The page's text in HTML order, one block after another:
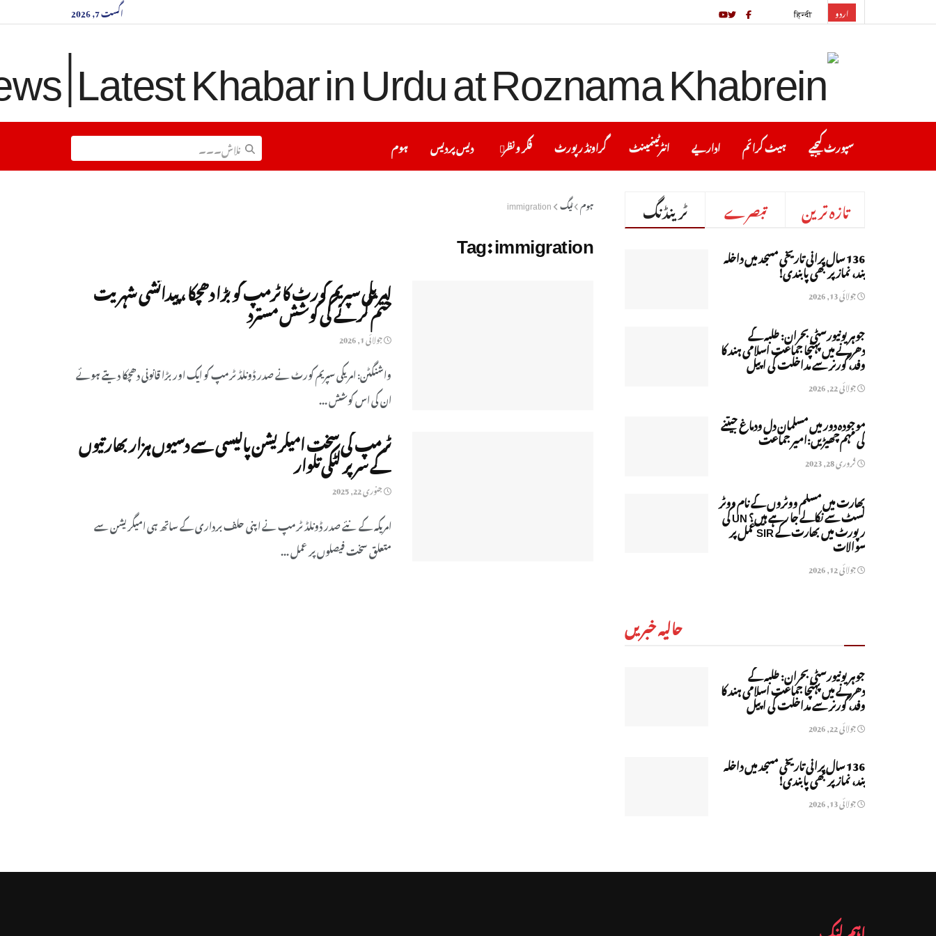
اردو हिन्दी اگست 7, 2026
ہوم دیس پردیس فکر ونظر گراونڈ رپورٹ انٹرٹینمینٹ اداریے ہیٹ کرا ئم سپورٹ کیجیے
ہوم ٹیگ immigration
Tag:immigration
امریکی سپریم کورٹ کا ٹرمپ کو بڑا دھچکا ، پیدائشی شہریت
ختم کرنے کی کوشش مسترد
جولائی 1, 2026
واشنگٹن: امریکی سپریم کورٹ نے صدر ڈونلڈ ٹرمپ کو ایک اور بڑا قانونی دھچکا دیتے ہوئے
ان کی اس کوشش ...
ٹرمپ کی سخت امیگریشن پالیسی سے دسیوں ہزار بھارتیوں
کے سر پر لٹکی تلوار
جنوری 22, 2025
امریکہ کے نئے صدر ڈونلڈ ٹرمپ نے اپنی حلف برداری کے ساتھ ہی امیگریشن سے
متعلق سخت فیصلوں پر عمل ...
ٹرینڈنگ تبصرے تازہ ترین
136 سال پرانی تاریخی مسجد میں داخلہ
بند، نماز پر بھی پابندی!
جولائی 13, 2026
جوہر یونیورسٹی بحران: طلبہ کے
دھرنے میں پہنچا جماعت اسلامی ہند کا
وفد، گورنر سے مداخلت کی اپیل
جولائی 22, 2026
موجودہ دور میں مسلمان دل ودماغ جیتنے
کی مہم چھیڑیں:امیر جماعت
فروری 28, 2023
بھارت میں مسلم ووٹروں کے نام ووٹر
لسٹ سے نکالے جا رہے ہیں؟ UN کی
رپورٹ میں بھارت کے SIR عمل پر
سوالات
جولائی 12, 2026
حالیہ خبریں
جوہر یونیورسٹی بحران: طلبہ کے
دھرنے میں پہنچا جماعت اسلامی ہند کا
وفد، گورنر سے مداخلت کی اپیل
جولائی 22, 2026
136 سال پرانی تاریخی مسجد میں داخلہ
بند، نماز پر بھی پابندی!
جولائی 13, 2026